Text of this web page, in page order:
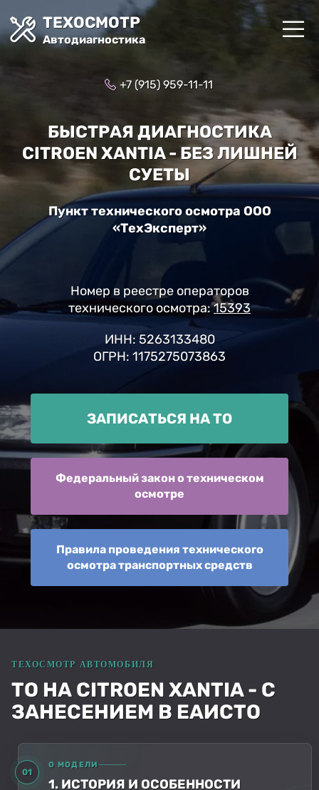
ТЕХОСМОТР
Автодиагностика
+7 (915) 959-11-11
БЫСТРАЯ ДИАГНОСТИКА
CITROEN XANTIA - БЕЗ ЛИШНЕЙ
СУЕТЫ
Пункт технического осмотра ООО
«ТехЭксперт»
Номер в реестре операторов
технического осмотра:15393
ИНН: 5263133480
ОГРН: 1175275073863
ЗАПИСАТЬСЯ НА ТО
Федеральный закон о техническом
осмотре
Правила проведения технического
осмотра транспортных средств
ТО НА CITROEN XANTIA - С
ЗАНЕСЕНИЕМ В ЕАИСТО
01
О МОДЕЛИ
1. ИСТОРИЯ И ОСОБЕННОСТИ